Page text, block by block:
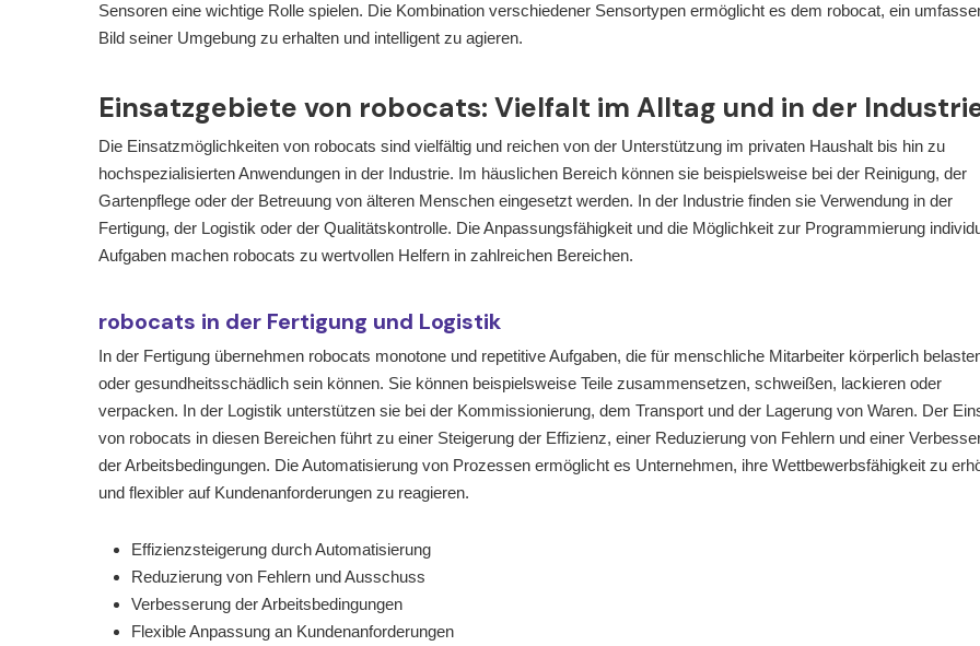
Sensoren eine wichtige Rolle spielen. Die Kombination verschiedener Sensortypen ermöglicht es dem robocat, ein
Bild seiner Umgebung zu erhalten und intelligent zu agieren.
Einsatzgebiete von robocats: Vielfalt im Alltag und in der
Die Einsatzmöglichkeiten von robocats sind vielfältig und reichen von der Unterstützung im privaten Haushalt bis hin zu
hochspezialisierten Anwendungen in der Industrie. Im häuslichen Bereich können sie beispielsweise bei der Reinigung, der
Gartenpflege oder der Betreuung von älteren Menschen eingesetzt werden. In der Industrie finden sie Verwendung in der
Fertigung, der Logistik oder der Qualitätskontrolle. Die Anpassungsfähigkeit und die Möglichkeit zur Programmierung
Aufgaben machen robocats zu wertvollen Helfern in zahlreichen Bereichen.
robocats in der Fertigung und Logistik
In der Fertigung übernehmen robocats monotone und repetitive Aufgaben, die für menschliche Mitarbeiter körperlich
oder gesundheitsschädlich sein können. Sie können beispielsweise Teile zusammensetzen, schweißen, lackieren oder
verpacken. In der Logistik unterstützen sie bei der Kommissionierung, dem Transport und der Lagerung von Waren. Der
von robocats in diesen Bereichen führt zu einer Steigerung der Effizienz, einer Reduzierung von Fehlern und einer
der Arbeitsbedingungen. Die Automatisierung von Prozessen ermöglicht es Unternehmen, ihre Wettbewerbsfähigkeit zu
und flexibler auf Kundenanforderungen zu reagieren.
Effizienzsteigerung durch Automatisierung
Reduzierung von Fehlern und Ausschuss
Verbesserung der Arbeitsbedingungen
Flexible Anpassung an Kundenanforderungen